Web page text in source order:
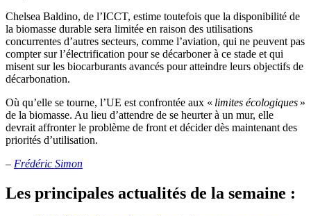
Chelsea Baldino, de l’ICCT, estime toutefois que la disponibilité de
la biomasse durable sera limitée en raison des utilisations
concurrentes d’autres secteurs, comme l’aviation, qui ne peuvent pas
compter sur l’électrification pour se décarboner à ce stade et qui
misent sur les biocarburants avancés pour atteindre leurs objectifs de
décarbonation.
Où qu’elle se tourne, l’UE est confrontée aux « limites écologiques »
de la biomasse. Au lieu d’attendre de se heurter à un mur, elle
devrait affronter le problème de front et décider dès maintenant des
priorités d’utilisation.
– Frédéric Simon
Les principales actualités de la semaine :